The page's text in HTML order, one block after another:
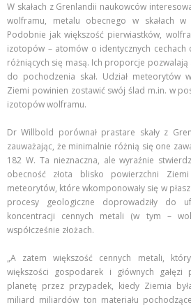
W skałach z Grenlandii naukowców
wolframu, metalu obecnego w skałach w
Podobnie jak większość pierwiastków,
izotopów – atomów o identycznych cechach
różniących się masą. Ich proporcje
do pochodzenia skał. Udział meteorytów
Ziemi powinien zostawić swój ślad m.in. w
izotopów wolframu.
Dr Willbold porównał prastare skały z
zauważając, że minimalnie różnią się one
182 W. Ta nieznaczna, ale wyraźnie
obecność złota blisko powierzchni
meteorytów, które wkomponowały się w
procesy geologiczne doprowadziły do
koncentracji cennych metali (w tym –
współcześnie złożach.
„A zatem większość cennych metali,
większości gospodarek i głównych gałęzi
planetę przez przypadek, kiedy Ziemia
miliard miliardów ton materiału